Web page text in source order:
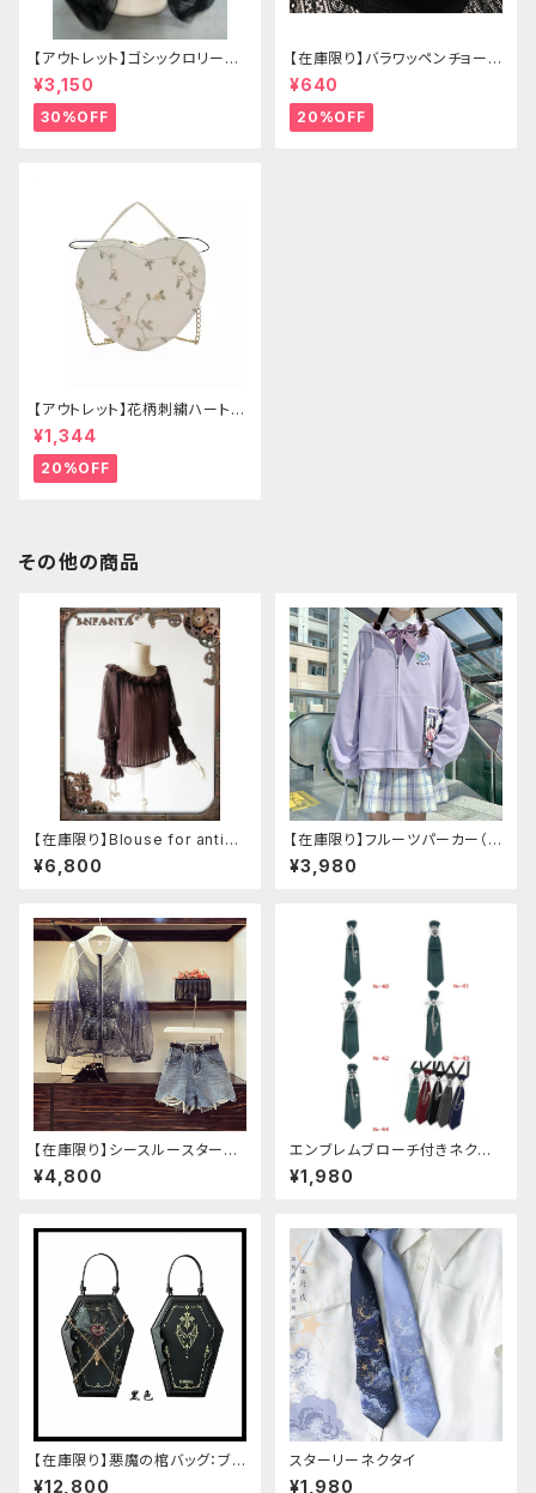
【アウトレット】ゴシックロリータ
ゴールドクラウン＆ホーン(ヴェ
ール付き)
¥3,150
30%OFF
【在庫限り】バラワッペンチョーカ
ー
¥640
20%OFF
【アウトレット】花柄刺繍ハートバ
ッグ
¥1,344
20%OFF
その他の商品
【在庫限り】Blouse for antiqu
e automaton
¥6,800
【在庫限り】フルーツパーカー（ブ
ルべリ、ブドウ、キウイ、チェリー、
ぶどう
¥3,980
【在庫限り】シースルースターリ
ージャケットデニムパンツセット
アップ
¥4,800
エンブレムブローチ付きネクタ
イ(グリーン)
¥1,980
【在庫限り】悪魔の棺バッグ：ブラ
ック
¥12,800
スターリーネクタイ
¥1,980